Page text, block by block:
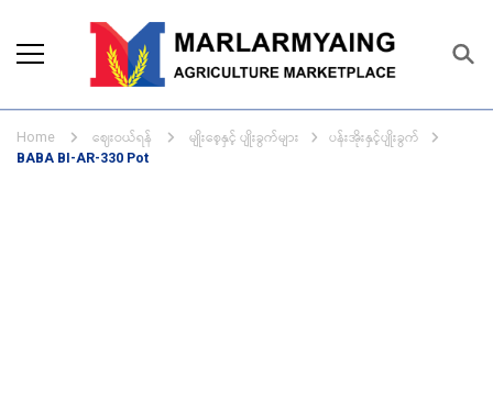
Marketplace
business solutions.
Home ဈေးဝယ်ရန် မျိုးစေ့နှင့် ပျိုးခွက်များ ပန်းအိုးနှင့်ပျိုးခွက်
BABA BI-AR-330 Pot